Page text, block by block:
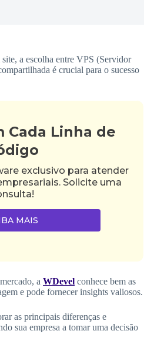
a escolha entre VPS (Servidor
é crucial para o sucesso
Cada Linha de
exclusivo para atender
Solicite uma
MAIS
a WDevel conhece bem as
e pode fornecer insights valiosos.
as principais diferenças e
sua empresa a tomar uma decisão